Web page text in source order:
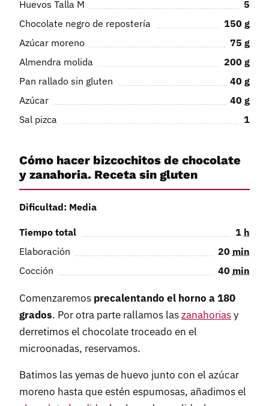
Huevos Talla M
5
Chocolate negro de repostería
150 g
Azúcar moreno
75 g
Almendra molida
200 g
Pan rallado sin gluten
40 g
Azúcar
40 g
Sal pizca
1
Cómo hacer bizcochitos de chocolate
y zanahoria. Receta sin gluten
Dificultad: Media
Tiempo total 1 h
Elaboración
20 min
Cocción
40 min
Comenzaremos precalentando el horno a 180
grados. Por otra parte rallamos laszanahoriasy
derretimos el chocolate troceado en el
microonadas, reservamos.
Batimos las yemas de huevo junto con el azúcar
moreno hasta que estén espumosas, añadimos el